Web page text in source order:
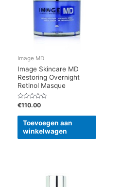
Image MD
Image Skincare MD
Restoring Overnight
Retinol Masque
Gewaardeerd
uit
€110.00
Toevoegen aan
winkelwagen